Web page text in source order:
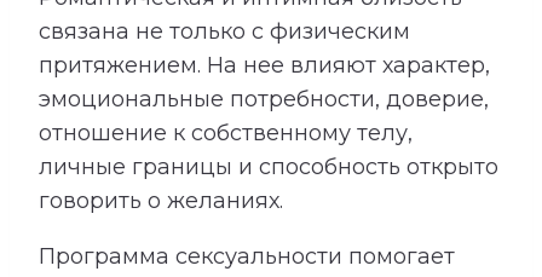
связана не только с физическим
притяжением. На нее влияют характер,
эмоциональные потребности, доверие,
отношение к собственному телу,
личные границы и способность открыто
говорить о желаниях.
Программа сексуальности помогает